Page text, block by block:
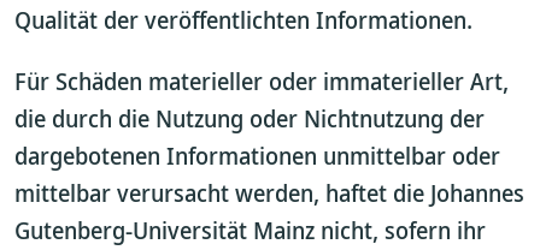
Qualität der veröffentlichten Informationen.
Für Schäden materieller oder immaterieller Art,
die durch die Nutzung oder Nichtnutzung der
dargebotenen Informationen unmittelbar oder
mittelbar verursacht werden, haftet die Johannes
Gutenberg-Universität Mainz nicht, sofern ihr